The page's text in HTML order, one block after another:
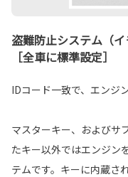
盗難防止システム（イ
［全車に標準設定］
IDコード一致で、エンジ
マスターキー、およびサ
たキー以外ではエンジン
テムです。キーに内蔵さ